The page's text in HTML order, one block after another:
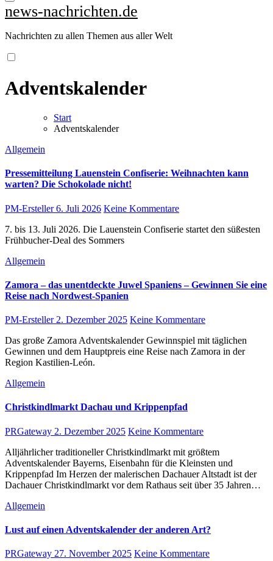
news-nachrichten.de
Nachrichten zu allen Themen aus aller Welt
Adventskalender
Start
Adventskalender
Allgemein
Pressemitteilung Lauenstein Confiserie: Weihnachten kann
warten? Die Schokolade nicht!
PM-Ersteller6. Juli 2026 Keine Kommentare
7. bis 13. Juli 2026. Die Lauenstein Confiserie startet den süßesten
Frühbucher-Deal des Sommers
Allgemein
Zamora – das unentdeckte Juwel Spaniens – Gewinnen Sie eine
Reise nach Nordwest-Spanien
PM-Ersteller 2. Dezember 2025 Keine Kommentare
Das große Zamora Adventskalender Gewinnspiel mit täglichen
Gewinnen und dem Hauptpreis eine Reise nach Zamora in der
Region Kastilien-León.
Allgemein
Christkindlmarkt Dachau und Krippenpfad
PRGateway 2. Dezember 2025 Keine Kommentare
Alljährlicher traditioneller Christkindlmarkt mit größtem
Adventskalender Bayerns, Eisenbahn für die Kleinsten und
Krippenpfad Im Herzen der malerischen Dachauer Altstadt ist der
Dachauer Christkindlmarkt vor dem Rathaus seit über 35 Jahren…
Allgemein
Lust auf einen Adventskalender der anderen Art?
PRGateway 27. November 2025 Keine Kommentare